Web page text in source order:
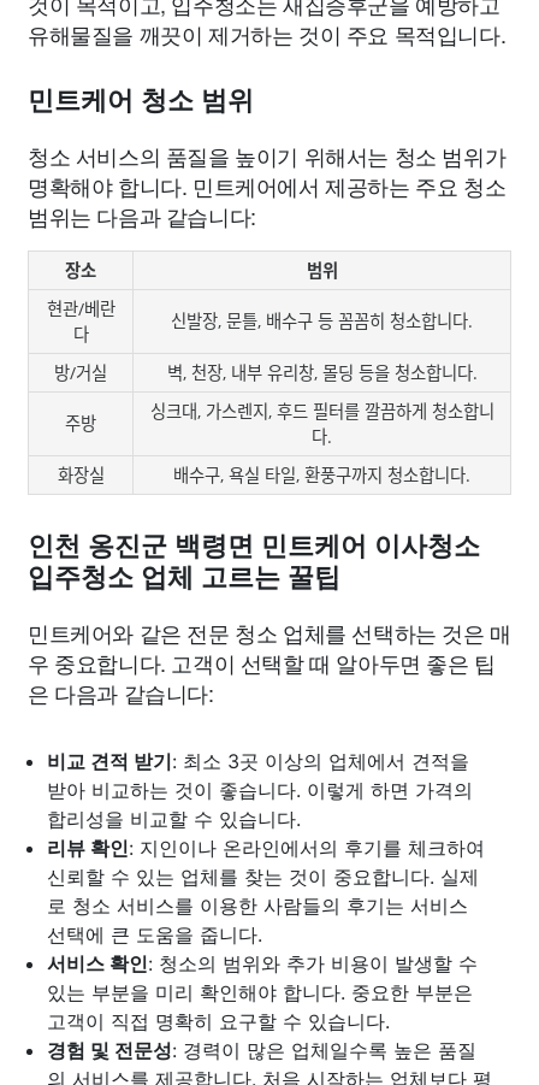
유해물질을 깨끗이 제거하는 것이 주요 목적입니다.
민트케어 청소 범위
청소 서비스의 품질을 높이기 위해서는 청소 범위가
명확해야 합니다. 민트케어에서 제공하는 주요 청소
범위는 다음과 같습니다:
장소
범위
현관/베란
다
신발장, 문틀, 배수구 등 꼼꼼히 청소합니다.
방/거실 벽, 천장, 내부 유리창, 몰딩 등을 청소합니다.
주방
싱크대, 가스렌지, 후드 필터를 깔끔하게 청소합니
다.
화장실
배수구, 욕실 타일, 환풍구까지 청소합니다.
인천 옹진군 백령면 민트케어 이사청소
입주청소 업체 고르는 꿀팁
민트케어와 같은 전문 청소 업체를 선택하는 것은 매
우 중요합니다. 고객이 선택할 때 알아두면 좋은 팁
은 다음과 같습니다:
비교 견적 받기: 최소 3곳 이상의 업체에서 견적을
받아 비교하는 것이 좋습니다. 이렇게 하면 가격의
합리성을 비교할 수 있습니다.
리뷰 확인: 지인이나 온라인에서의 후기를 체크하여
신뢰할 수 있는 업체를 찾는 것이 중요합니다. 실제
로 청소 서비스를 이용한 사람들의 후기는 서비스
선택에 큰 도움을 줍니다.
서비스 확인: 청소의 범위와 추가 비용이 발생할 수
있는 부분을 미리 확인해야 합니다. 중요한 부분은
고객이 직접 명확히 요구할 수 있습니다.
경험 및 전문성: 경력이 많은 업체일수록 높은 품질
의 서비스를 제공합니다. 처음 시작하는 업체보다 평